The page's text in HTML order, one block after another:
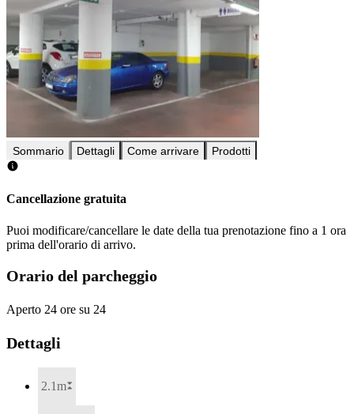
Sommario Dettagli Come arrivare Prodotti
Cancellazione gratuita
Puoi modificare/cancellare le date della tua prenotazione fino a 1 ora
prima dell'orario di arrivo.
Orario del parcheggio
Aperto 24 ore su 24
Dettagli
2.1m